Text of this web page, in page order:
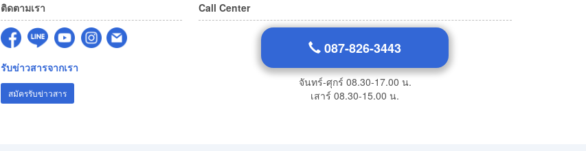
ติดตามเรา
รับข่าวสารจากเรา
สมัครรับข่าวสาร
Call Center
087-826-3443
จันทร์-ศุกร์ 08.30-17.00 น.
เสาร์ 08.30-15.00 น.